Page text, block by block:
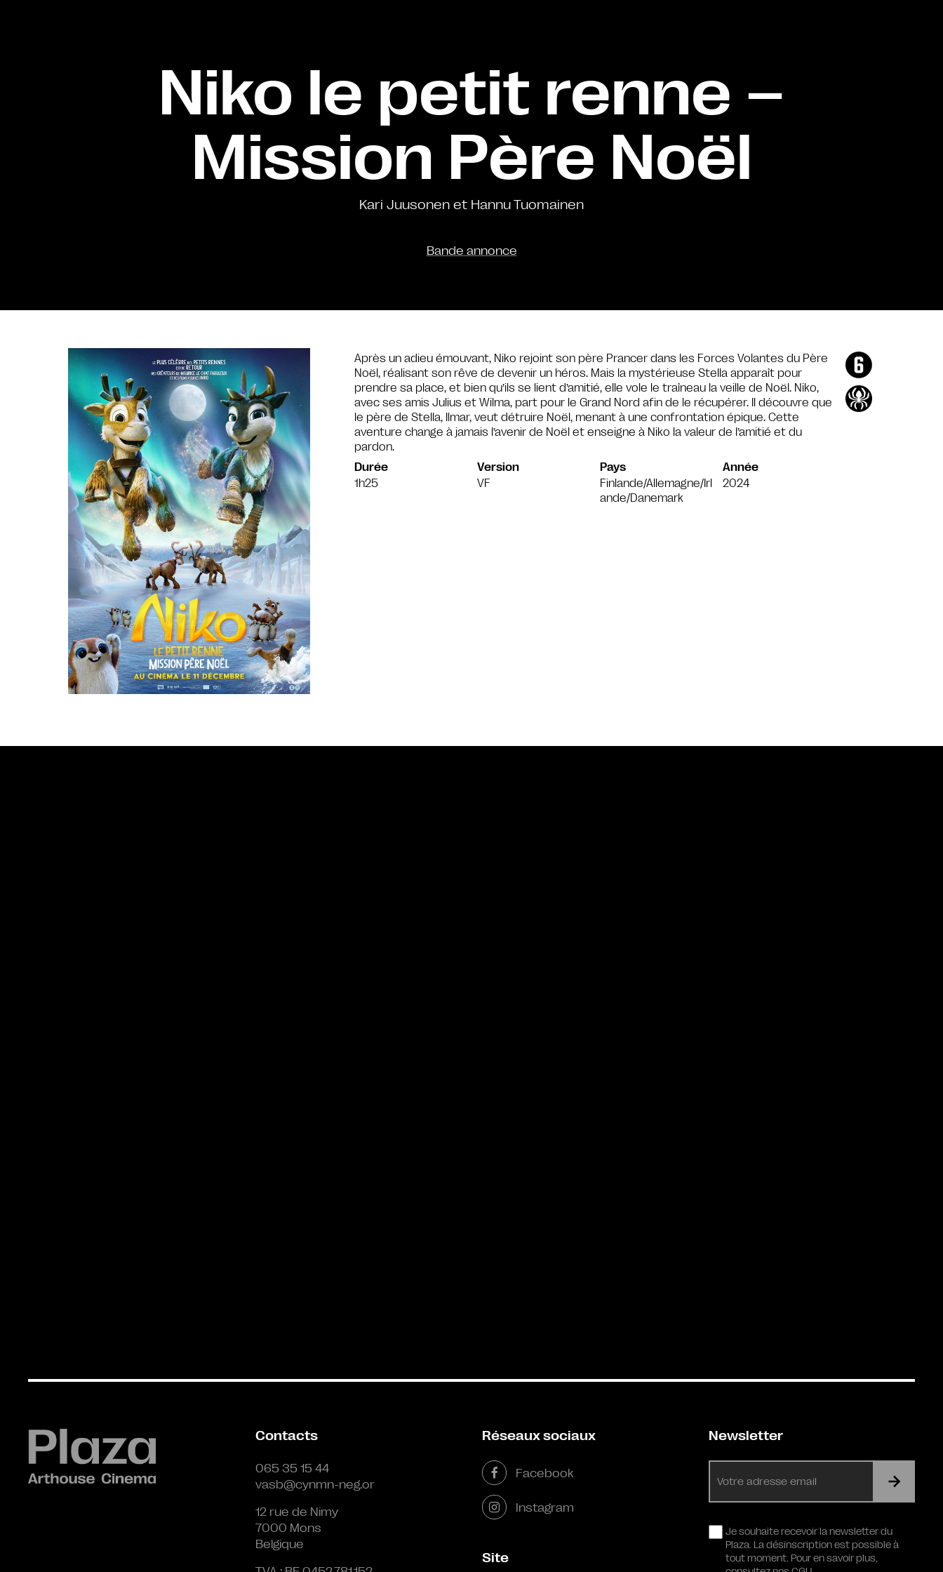
Niko le petit renne –
Mission Père Noël
Kari Juusonen et Hannu Tuomainen
Bande annonce
Après un adieu émouvant, Niko rejoint son père Prancer dans les Forces Volantes du Père
Noël, réalisant son rêve de devenir un héros. Mais la mystérieuse Stella apparaît pour
prendre sa place, et bien qu’ils se lient d’amitié, elle vole le traîneau la veille de Noël. Niko,
avec ses amis Julius et Wilma, part pour le Grand Nord afin de le récupérer. Il découvre que
le père de Stella, Ilmar, veut détruire Noël, menant à une confrontation épique. Cette
aventure change à jamais l’avenir de Noël et enseigne à Niko la valeur de l’amitié et du
pardon.
Durée
1h25
Version
VF
Pays
Finlande/Allemagne/Irl
ande/Danemark
Année
2024
Contacts
065 35 15 44
vasb@cynmn-neg.or
12 rue de Nimy
7000 Mons
Belgique
Réseaux sociaux
Facebook
Instagram
Site
Newsletter
mail
RGPDJe souhaite recevoir la newsletter du
Plaza. La désinscription est possible à
tout moment. Pour en savoir plus,